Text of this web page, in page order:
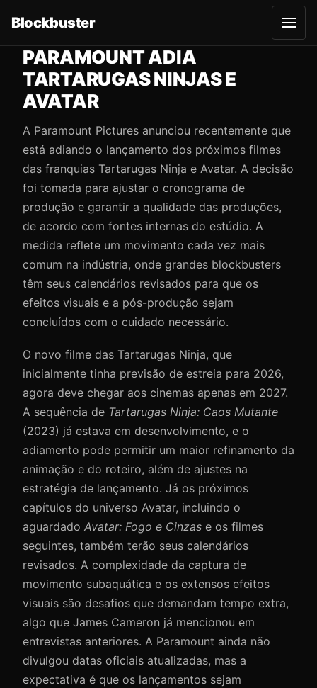
Blockbuster
A
b
r
PARAMOUNT ADIA
TARTARUGAS NINJAS E
AVATAR
A Paramount Pictures anunciou recentemente que
está adiando o lançamento dos próximos filmes
das franquias Tartarugas Ninja e Avatar. A decisão
foi tomada para ajustar o cronograma de
produção e garantir a qualidade das produções,
de acordo com fontes internas do estúdio. A
medida reflete um movimento cada vez mais
comum na indústria, onde grandes blockbusters
têm seus calendários revisados para que os
efeitos visuais e a pós-produção sejam
concluídos com o cuidado necessário.
O novo filme das Tartarugas Ninja, que
inicialmente tinha previsão de estreia para 2026,
agora deve chegar aos cinemas apenas em 2027.
A sequência de Tartarugas Ninja: Caos Mutante
(2023) já estava em desenvolvimento, e o
adiamento pode permitir um maior refinamento da
animação e do roteiro, além de ajustes na
estratégia de lançamento. Já os próximos
capítulos do universo Avatar, incluindo o
aguardado Avatar: Fogo e Cinzas e os filmes
seguintes, também terão seus calendários
revisados. A complexidade da captura de
movimento subaquática e os extensos efeitos
visuais são desafios que demandam tempo extra,
algo que James Cameron já mencionou em
entrevistas anteriores. A Paramount ainda não
divulgou datas oficiais atualizadas, mas a
expectativa é que os lançamentos sejam